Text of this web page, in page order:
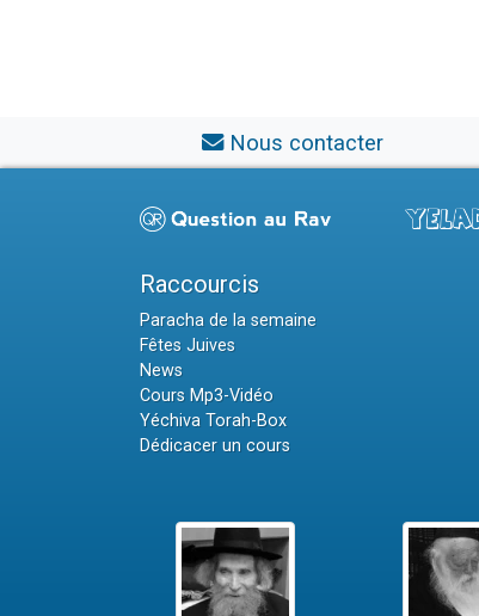
Nous contacter
Raccourcis
Paracha de la semaine
Fêtes Juives
News
Cours Mp3-Vidéo
Yéchiva Torah-Box
Dédicacer un cours